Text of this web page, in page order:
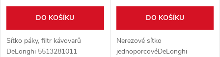
DO KOŠÍKU
Sítko páky, filtr kávovarů
DeLonghi 5513281011
DO KOŠÍKU
Nerezové sítko
jednoporcovéDeLonghi